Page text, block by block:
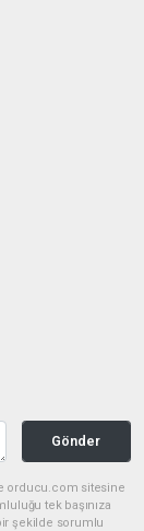
Gönder
orducu.com sitesine
tek başınıza
şekilde sorumlu